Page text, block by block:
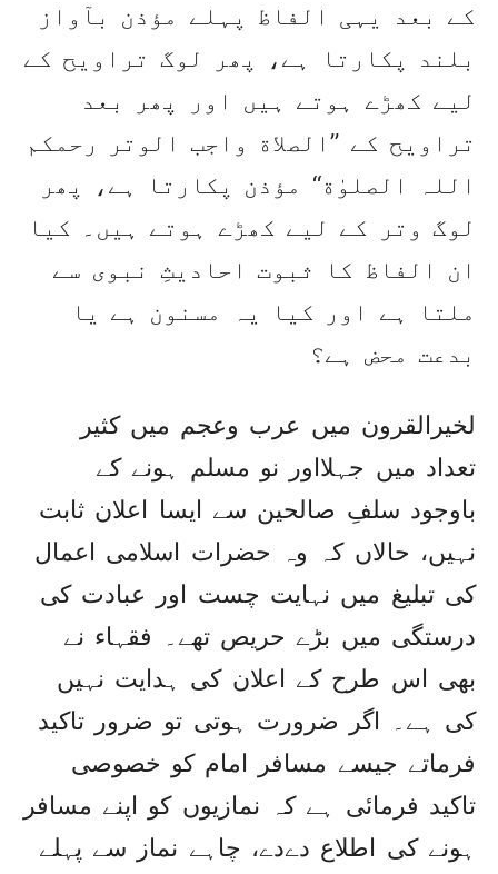
کے بعد یہی الفاظ پہلے مؤذن بآواز
بلند پکارتا ہے، پھر لوگ تراویح کے
لیے کھڑے ہوتے ہیں اور پھر بعد
تراویح کے ’’الصلاة واجب الوتر رحمکم
اللہ الصلوٰة‘‘ مؤذن پکارتا ہے، پھر
لوگ وتر کے لیے کھڑے ہوتے ہیں۔ کیا
ان الفاظ کا ثبوت احادیثِ نبوی سے
ملتا ہے اور کیا یہ مسنون ہے یا
بدعت محض ہے؟
لخیرالقرون میں عرب وعجم میں کثیر
تعداد میں جہلااور نو مسلم ہونے کے
باوجود سلفِ صالحین سے ایسا اعلان ثابت
نہیں، حالاں کہ وہ حضرات اسلامی اعمال
کی تبلیغ میں نہایت چست اور عبادت کی
درستگی میں بڑے حریص تھے۔ فقہاء نے
بھی اس طرح کے اعلان کی ہدایت نہیں
کی ہے۔ اگر ضرورت ہوتی تو ضرور تاکید
فرماتے جیسے مسافر امام کو خصوصی
تاکید فرمائی ہے کہ نمازیوں کو اپنے مسافر
ہونے کی اطلاع دےدے، چاہے نماز سے پہلے